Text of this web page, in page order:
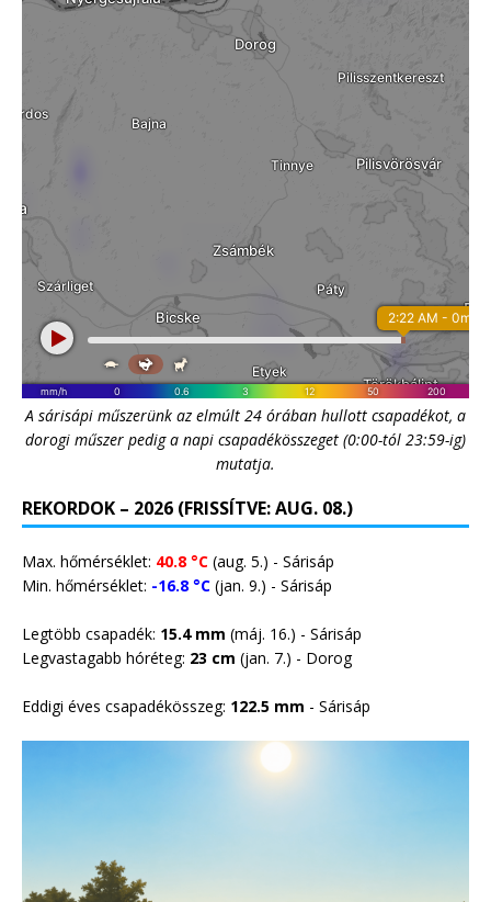
A sárisápi műszerünk az elmúlt 24 órában hullott csapadékot, a
dorogi műszer pedig a napi csapadékösszeget (0:00-tól 23:59-ig)
mutatja.
REKORDOK – 2026 (FRISSÍTVE: AUG. 08.)
Max. hőmérséklet: 40.8 °C (aug. 5.) - Sárisáp
Min. hőmérséklet: -16.8 °C (jan. 9.) - Sárisáp
Legtöbb csapadék: 15.4 mm (máj. 16.) - Sárisáp
Legvastagabb hóréteg: 23 cm (jan. 7.) - Dorog
Eddigi éves csapadékösszeg: 122.5 mm - Sárisáp